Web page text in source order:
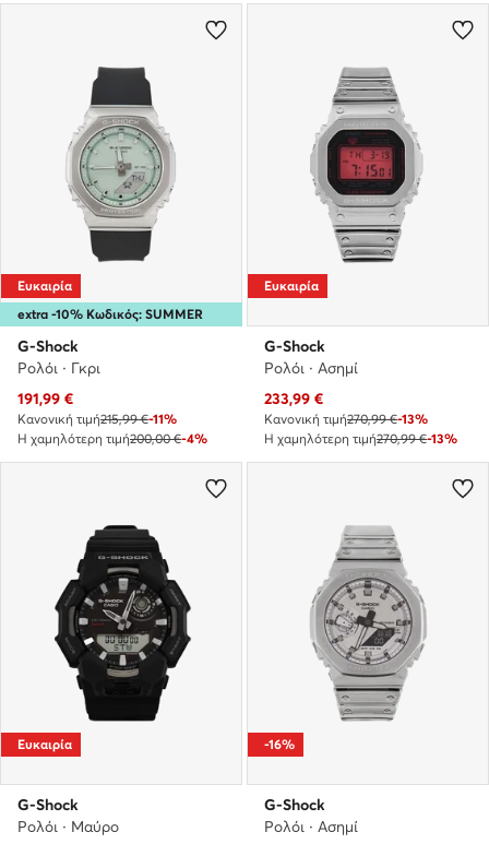
extra -10% Κωδικός: SUMMER
Ευκαιρία
G-Shock
Ρολόι · Γκρι
Τρέχουσα τιμή
191,99 €
Κανονική τιμή215,99 €-11%
Η χαμηλότερη τιμή200,00 €-4%
Ευκαιρία
G-Shock
Ρολόι · Ασημί
Τρέχουσα τιμή
233,99 €
Κανονική τιμή270,99 €-13%
Η χαμηλότερη τιμή270,99 €-13%
Ευκαιρία
G-Shock
Ρολόι · Μαύρο
-16%
G-Shock
Ρολόι · Ασημί